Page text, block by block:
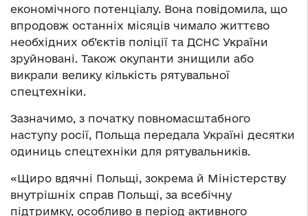
економічного потенціалу. Вона повідомила, що
впродовж останніх місяців чимало життєво
необхідних об’єктів поліції та ДСНС України
зруйновані. Також окупанти знищили або
викрали велику кількість рятувальної
спецтехніки.
Зазначимо, з початку повномасштабного
наступу росії, Польща передала Україні десятки
одиниць спецтехніки для рятувальників.
«Щиро вдячні Польщі, зокрема й Міністерству
внутрішніх справ Польщі, за всебічну
підтримку, особливо в період активного